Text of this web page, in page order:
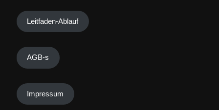
Leitfaden-Ablauf
AGB-s
Impressum